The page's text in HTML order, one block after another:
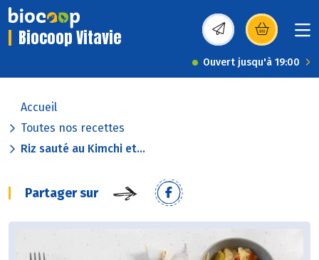
Biocoop Vitavie (s’ouvre dans une
Ouvert jusqu'à 19:00
Accueil
Toutes nos recettes
Riz sauté au Kimchi et...
Partager sur